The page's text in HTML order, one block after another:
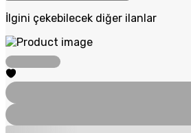
İlgini çekebilecek diğer ilanlar